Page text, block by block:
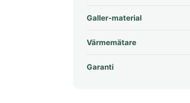
Galler-material
Värmemätare
Garanti